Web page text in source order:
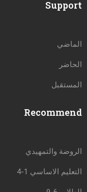
Support
الماضي
الحاضر
المستقبل
Recommend
الروضة والتمهيدي
التعليم الاساسي 1-4